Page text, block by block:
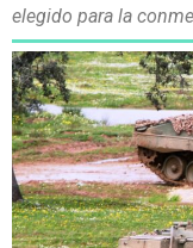
elegido para la